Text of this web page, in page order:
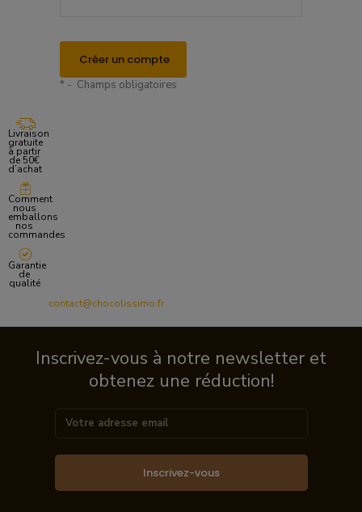
Créer un compte
* - Champs obligatoires
Livraison
gratuite
à partir
de 50€
d’achat
Comment
nous
emballons
nos
commandes
Garantie
de
qualité
contact@chocolissimo.fr
Inscrivez-vous à notre newsletter et
obtenez une réduction!
Inscrivez-vous